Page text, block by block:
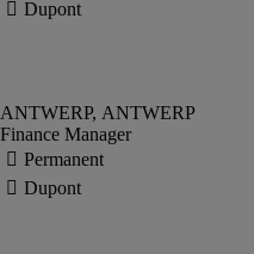
Finance Manager